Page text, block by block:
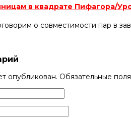
в квадрате Пифагора/
о совместимости пар в
опубликован. Обязательные